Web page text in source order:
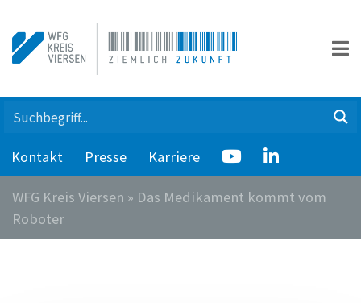
Kontakt Presse Karriere
WFG Kreis Viersen » Das Medikament kommt vom
Roboter